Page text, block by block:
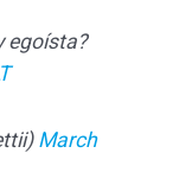
egoísta?
March